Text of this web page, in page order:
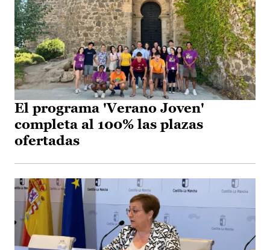
El programa 'Verano Joven'
completa al 100% las plazas
ofertadas